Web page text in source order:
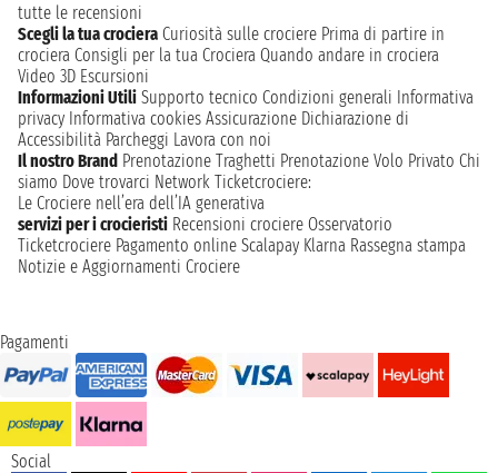
tutte le recensioni
Scegli la tua crociera Curiosità sulle crociere Prima di partire in
crociera Consigli per la tua Crociera Quando andare in crociera
Video 3D Escursioni
Informazioni Utili Supporto tecnico Condizioni generali Informativa
privacy Informativa cookies Assicurazione Dichiarazione di
Accessibilità Parcheggi Lavora con noi
Il nostro Brand Prenotazione Traghetti Prenotazione Volo Privato Chi
siamo Dove trovarci Network Ticketcrociere:
Le Crociere nell’era dell’IA generativa
servizi per i crocieristi Recensioni crociere Osservatorio
Ticketcrociere Pagamento online Scalapay Klarna Rassegna stampa
Notizie e Aggiornamenti Crociere
Pagamenti
Social